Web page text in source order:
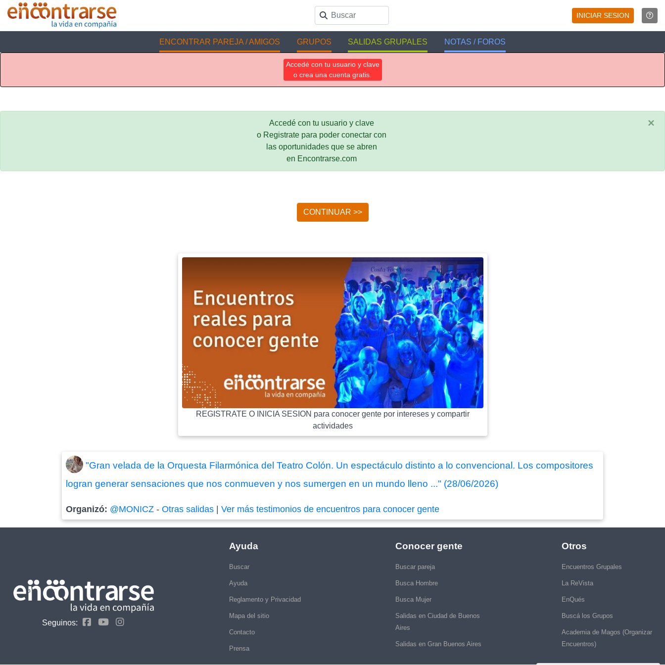
INICIAR SESION
ENCONTRAR PAREJA / AMIGOS GRUPOS SALIDAS GRUPALES NOTAS / FOROS
Accedé con tu usuario y clave
o crea una cuenta gratis.
Accedé con tu usuario y clave
o Registrate para poder conectar con
las oportunidades que se abren
en Encontrarse.com
×
CONTINUAR >>
REGISTRATE O INICIA SESION para conocer gente por intereses y compartir
actividades
"Gran velada de la Orquesta Filarmónica del Teatro Colón. Un espectáculo distinto a lo convencional. Los compositores
logran generar sensaciones que nos conmueven y nos sumergen en un mundo lleno ..." (28/06/2026)
Organizó: @MONICZ -Otras salidas |Ver más testimonios de encuentros para conocer gente
Seguinos:
Ayuda
Buscar
Ayuda
Reglamento y Privacidad
Mapa del sitio
Contacto
Prensa
Conocer gente
Buscar pareja
Busca Hombre
Busca Mujer
Salidas en Ciudad de Buenos
Aires
Salidas en Gran Buenos Aires
Otros
Encuentros Grupales
La ReVista
EnQués
Buscá los Grupos
Academia de Magos (Organizar
Encuentros)